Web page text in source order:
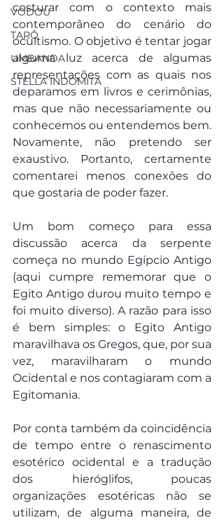
VODOU
TARÔ
UMBANDA
STELLA INDOMITA
costurar com o contexto mais
contemporâneo do cenário do
ocultismo. O objetivo é tentar jogar
alguma luz acerca de algumas
representações com as quais nos
deparamos em livros e cerimônias,
mas que não necessariamente ou
conhecemos ou entendemos bem.
Novamente, não pretendo ser
exaustivo. Portanto, certamente
comentarei menos conexões do
que gostaria de poder fazer.
Um bom começo para essa
discussão acerca da serpente
começa no mundo Egípcio Antigo
(aqui cumpre rememorar que o
Egito Antigo durou muito tempo e
foi muito diverso). A razão para isso
é bem simples: o Egito Antigo
maravilhava os Gregos, que, por sua
vez, maravilharam o mundo
Ocidental e nos contagiaram com a
Egitomania.
Por conta também da coincidência
de tempo entre o renascimento
esotérico ocidental e a tradução
dos hieróglifos, poucas
organizações esotéricas não se
utilizam, de alguma maneira, de